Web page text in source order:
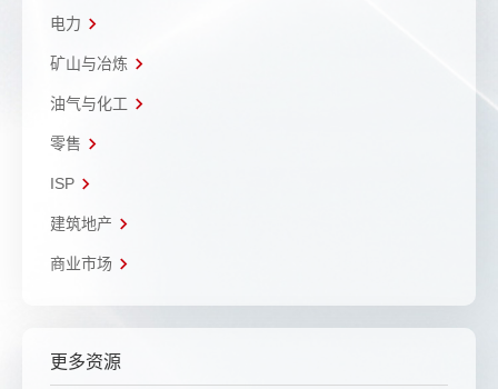
电力
矿山与冶炼
油气与化工
零售
ISP
建筑地产
商业市场
更多资源